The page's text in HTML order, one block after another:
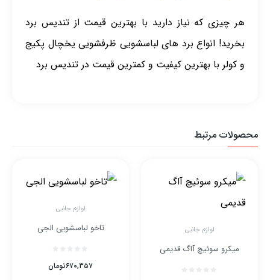
هر چیزی که نیاز دارید با بهترین قیمت از تندیس برد
بخرید! انواع برد های لباسشویی ظرفشویی یخچال پکیج
و کولر با بهترین کیفیت و کمترین قیمت در تندیس برد
محصولات مرتبط
لوازم جانبی
میکرو سوئیچ آاگ قدیمی
لوازم جانبی
تاخو لباسشویی الجی
تومان۶۷۰,۳۵۷